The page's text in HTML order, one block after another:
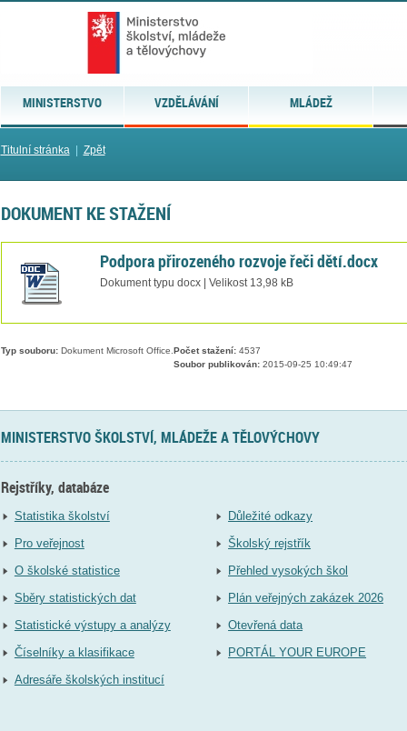
MINISTERSTVO VZDĚLÁVÁNÍ MLÁDEŽ
Titulní stránka| Zpět
DOKUMENT KE STAŽENÍ
Podpora přirozeného rozvoje řeči dětí.docx
Dokument typu docx | Velikost 13,98 kB
Typ souboru:Dokument Microsoft Office. Počet stažení:4537
Soubor publikován:2015-09-25 10:49:47
MINISTERSTVO ŠKOLSTVÍ, MLÁDEŽE A TĚLOVÝCHOVY
Rejstříky, databáze
Statistika školství
Pro veřejnost
O školské statistice
Sběry statistických dat
Statistické výstupy a analýzy
Číselníky a klasifikace
Adresáře školských institucí
Důležité odkazy
Školský rejstřík
Přehled vysokých škol
Plán veřejných zakázek 2026
Otevřená data
PORTÁL YOUR EUROPE